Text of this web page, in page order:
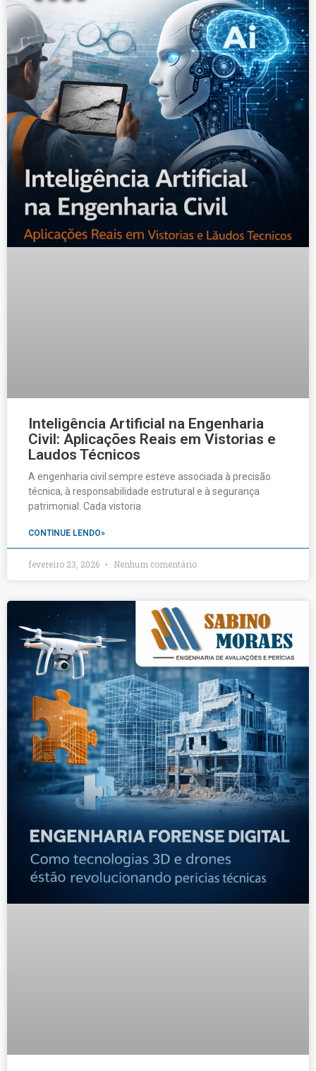
Inteligência Artificial na Engenharia
Civil: Aplicações Reais em Vistorias e
Laudos Técnicos
A engenharia civil sempre esteve associada à precisão
técnica, à responsabilidade estrutural e à segurança
patrimonial. Cada vistoria
CONTINUE LENDO»
fevereiro 23, 2026 Nenhum comentário